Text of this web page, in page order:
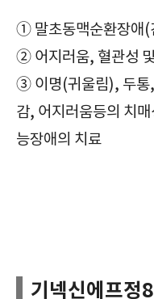
① 말초동맥순환장애(
② 어지러움, 혈관성
③ 이명(귀울림), 두통
감, 어지러움등의 치
능장애의 치료
기넥신에프정